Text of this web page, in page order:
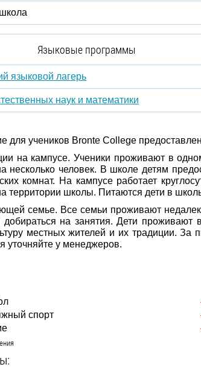
Языковые программы
языковой лагерь
наук и математики
для учеников Bronte College
на кампусе. Ученики проживают в
несколько человек. В школе детям
комнат. На кампусе работает
территории школы. Питаются дети в
семье. Все семьи проживают
добираться на занятия. Дети
местных жителей и их традиции.
уточняйте у менеджеров.
спорт